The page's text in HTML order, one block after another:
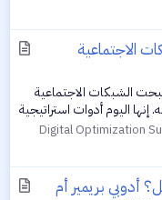
e
e
الاجتماعية
الشبكات الاجتماعية
اليوم أدوات استراتيجية
إذا كنت صاحب موقع أو
أدوبي بريمير أم